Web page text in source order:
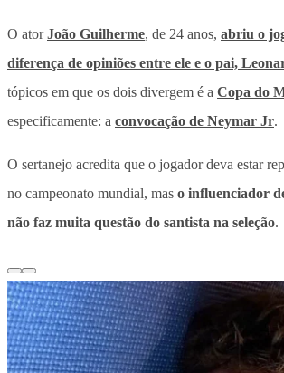
O atorJoão Guilherme, de 24 anos, abriu o
diferença de opiniões entre ele e o pai,
tópicos em que os dois divergem é a Copa do
especificamente: a convocação de Neymar Jr.
O sertanejo acredita que o jogador deva estar
no campeonato mundial, mas o influenciador
não faz muita questão do santista na seleção.